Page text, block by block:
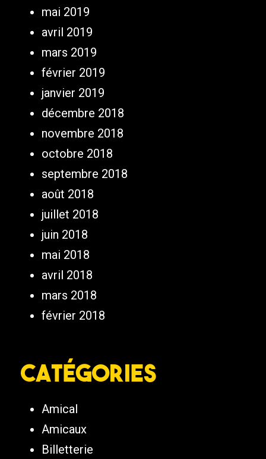
mai 2019
avril 2019
mars 2019
février 2019
janvier 2019
décembre 2018
novembre 2018
octobre 2018
septembre 2018
août 2018
juillet 2018
juin 2018
mai 2018
avril 2018
mars 2018
février 2018
Catégories
Amical
Amicaux
Billetterie